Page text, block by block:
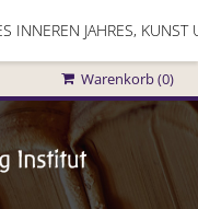
Warenkorb (0)
INNEREN JAHRES,